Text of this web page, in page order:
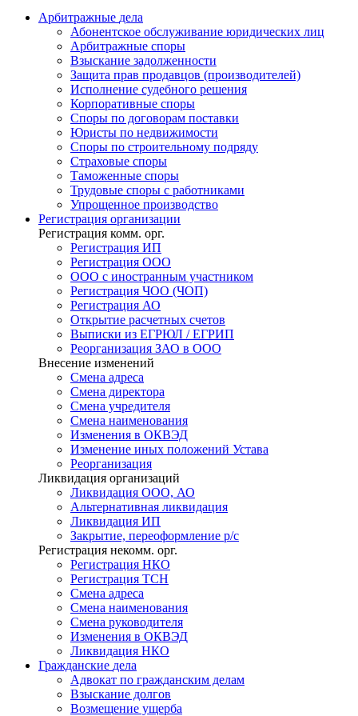
Арбитражные дела
Абонентское обслуживание юридических лиц
Арбитражные споры
Взыскание задолженности
Защита прав продавцов (производителей)
Исполнение судебного решения
Корпоративные споры
Споры по договорам поставки
Юристы по недвижимости
Споры по строительному подряду
Страховые споры
Таможенные споры
Трудовые споры с работниками
Упрощенное производство
Регистрация организации
Регистрация комм. орг.
Регистрация ИП
Регистрация ООО
ООО с иностранным участником
Регистрация ЧОО (ЧОП)
Регистрация АО
Открытие расчетных счетов
Выписки из ЕГРЮЛ / ЕГРИП
Реорганизация ЗАО в ООО
Внесение изменений
Смена адреса
Смена директора
Cмена учредителя
Смена наименования
Изменения в ОКВЭД
Изменение иных положений Устава
Реорганизация
Ликвидация организаций
Ликвидация ООО, АО
Альтернативная ликвидация
Ликвидация ИП
Закрытие, переоформление р/с
Регистрация некомм. орг.
Регистрация НКО
Регистрация ТСН
Смена адреса
Смена наименования
Смена руководителя
Изменения в ОКВЭД
Ликвидация НКО
Гражданские дела
Адвокат по гражданским делам
Взыскание долгов
Возмещение ущерба